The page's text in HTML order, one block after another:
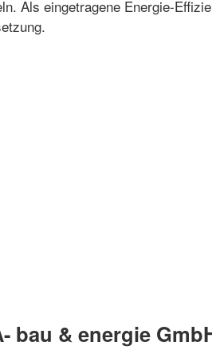
Als eingetragene Energie-
bau & energie